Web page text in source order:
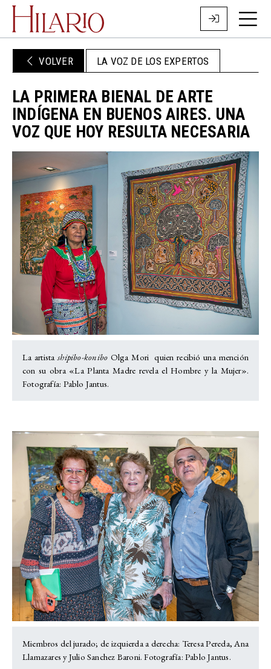
VOLVER LA VOZ DE LOS EXPERTOS
LA PRIMERA BIENAL DE ARTE
INDÍGENA EN BUENOS AIRES. UNA
VOZ QUE HOY RESULTA NECESARIA
La artista shipibo-konibo Olga Mori quien recibió una mención
con su obra «La Planta Madre revela el Hombre y la Mujer».
Fotografía: Pablo Jantus.
Miembros del jurado; de izquierda a derecha: Teresa Pereda, Ana
Llamazares y Julio Sanchez Baroni. Fotografía: Pablo Jantus.